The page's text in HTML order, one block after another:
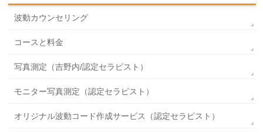
波動カウンセリング
コースと料金
写真測定（吉野内/認定セラピスト）
モニター写真測定（認定セラピスト）
オリジナル波動コード作成サービス（認定セラピスト）